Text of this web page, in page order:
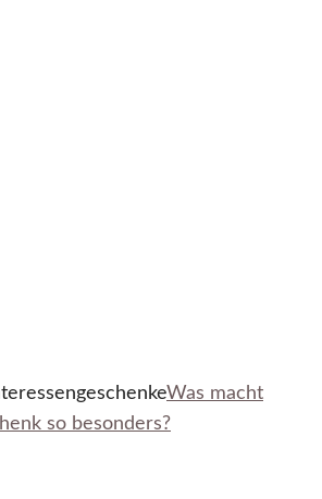
Was macht
so besonders?